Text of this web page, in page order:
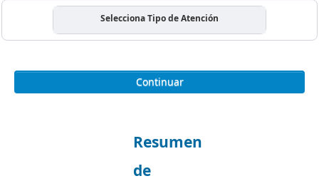
Selecciona Tipo de Atención
Continuar
Resumen
de